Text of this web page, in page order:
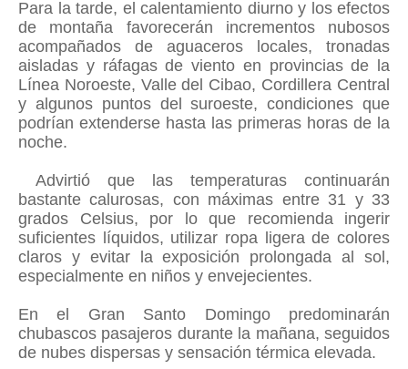
Para la tarde, el calentamiento diurno y los efectos
de montaña favorecerán incrementos nubosos
acompañados de aguaceros locales, tronadas
aisladas y ráfagas de viento en provincias de la
Línea Noroeste, Valle del Cibao, Cordillera Central
y algunos puntos del suroeste, condiciones que
podrían extenderse hasta las primeras horas de la
noche.
Advirtió que las temperaturas continuarán
bastante calurosas, con máximas entre 31 y 33
grados Celsius, por lo que recomienda ingerir
suficientes líquidos, utilizar ropa ligera de colores
claros y evitar la exposición prolongada al sol,
especialmente en niños y envejecientes.
En el Gran Santo Domingo predominarán
chubascos pasajeros durante la mañana, seguidos
de nubes dispersas y sensación térmica elevada.